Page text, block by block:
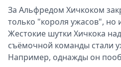
За Альфредом Хичкоком
только "короля ужасов", но
Жестокие шутки Хичкока
съёмочной команды стали
Например, однажды он